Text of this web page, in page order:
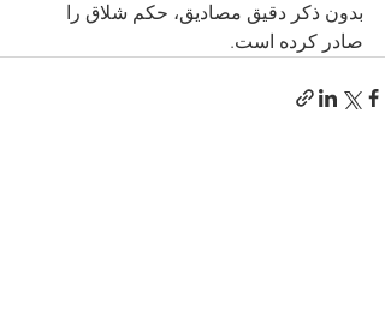
بدون ذکر دقیق مصادیق، حکم شلاق را
صادر کرده است.